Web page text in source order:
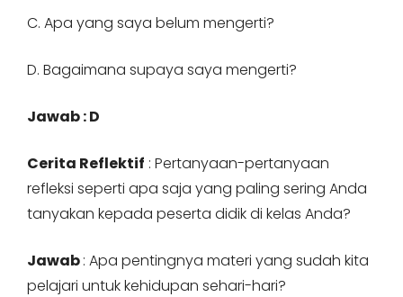
C. Apa yang saya belum mengerti?
D. Bagaimana supaya saya mengerti?
Jawab : D
Cerita Reflektif : Pertanyaan-pertanyaan
refleksi seperti apa saja yang paling sering Anda
tanyakan kepada peserta didik di kelas Anda?
Jawab: Apa pentingnya materi yang sudah kita
pelajari untuk kehidupan sehari-hari?